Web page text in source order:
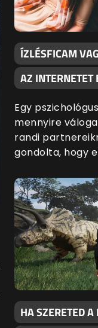
ÍZLÉSFICAM
AZ INTERNETET
Egy
mennyire
randi
gondolta, hogy
HA SZERETED